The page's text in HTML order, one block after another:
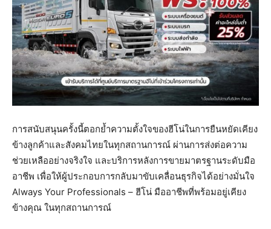
การสนับสนุนครั้งนี้ตอกย้ำความตั้งใจของฮีโน่ในการยืนหยัดเคียง
ข้างลูกค้าและสังคมไทยในทุกสถานการณ์ ผ่านการส่งต่อความ
ช่วยเหลืออย่างจริงใจ และบริการหลังการขายมาตรฐานระดับมือ
อาชีพ เพื่อให้ผู้ประกอบการกลับมาขับเคลื่อนธุรกิจได้อย่างมั่นใจ
Always Your Professionals – ฮีโน่ มืออาชีพที่พร้อมอยู่เคียง
ข้างคุณ ในทุกสถานการณ์